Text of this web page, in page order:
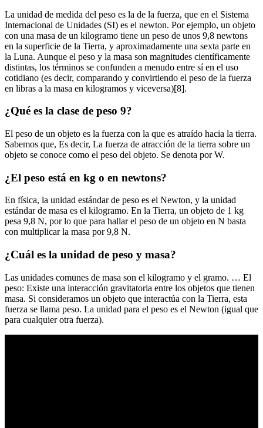
La unidad de medida del peso es la de la fuerza, que en el Sistema
Internacional de Unidades (SI) es el newton. Por ejemplo, un objeto
con una masa de un kilogramo tiene un peso de unos 9,8 newtons
en la superficie de la Tierra, y aproximadamente una sexta parte en
la Luna. Aunque el peso y la masa son magnitudes científicamente
distintas, los términos se confunden a menudo entre sí en el uso
cotidiano (es decir, comparando y convirtiendo el peso de la fuerza
en libras a la masa en kilogramos y viceversa)[8].
¿Qué es la clase de peso 9?
El peso de un objeto es la fuerza con la que es atraído hacia la tierra.
Sabemos que, Es decir, La fuerza de atracción de la tierra sobre un
objeto se conoce como el peso del objeto. Se denota por W.
¿El peso está en kg o en newtons?
En física, la unidad estándar de peso es el Newton, y la unidad
estándar de masa es el kilogramo. En la Tierra, un objeto de 1 kg
pesa 9,8 N, por lo que para hallar el peso de un objeto en N basta
con multiplicar la masa por 9,8 N.
¿Cuál es la unidad de peso y masa?
Las unidades comunes de masa son el kilogramo y el gramo. … El
peso: Existe una interacción gravitatoria entre los objetos que tienen
masa. Si consideramos un objeto que interactúa con la Tierra, esta
fuerza se llama peso. La unidad para el peso es el Newton (igual que
para cualquier otra fuerza).